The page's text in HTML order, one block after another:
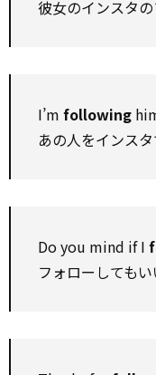
彼女のインスタの
I’m following
あの人をインスタ
Do you mind if I
フォローしてもい